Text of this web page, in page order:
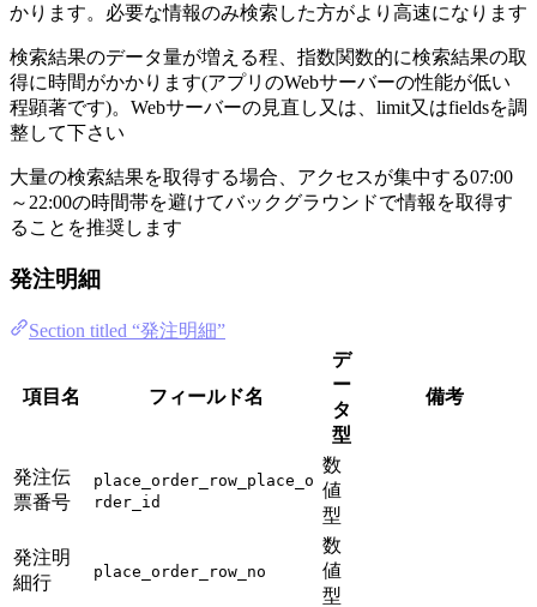
かります。必要な情報のみ検索した方がより高速になります
検索結果のデータ量が増える程、指数関数的に検索結果の取
得に時間がかかります(アプリのWebサーバーの性能が低い
程顕著です)。Webサーバーの見直し又は、limit又はfieldsを調
整して下さい
大量の検索結果を取得する場合、アクセスが集中する07:00
～22:00の時間帯を避けてバックグラウンドで情報を取得す
ることを推奨します
発注明細
Section titled “発注明細”
項目名 フィールド名
デ
ー
タ
型
備考
発注伝
票番号
place_order_row_place_o
rder_id
数
値
型
発注明
細行
place_order_row_no
数
値
型